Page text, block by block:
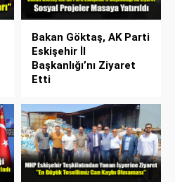
Bakan Göktaş, AK Parti
Eskişehir İl
Başkanlığı’nı Ziyaret
Etti